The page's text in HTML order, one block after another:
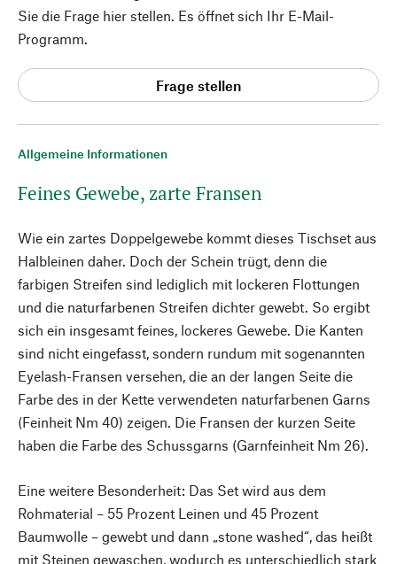
Allgemeine Informationen
Feines Gewebe, zarte Fransen
Wie ein zartes Doppelgewebe kommt dieses Tischset aus
Halbleinen daher. Doch der Schein trügt, denn die
farbigen Streifen sind lediglich mit lockeren Flottungen
und die naturfarbenen Streifen dichter gewebt. So ergibt
sich ein insgesamt feines, lockeres Gewebe. Die Kanten
sind nicht eingefasst, sondern rundum mit sogenannten
Eyelash-Fransen versehen, die an der langen Seite die
Farbe des in der Kette verwendeten naturfarbenen Garns
(Feinheit Nm 40) zeigen. Die Fransen der kurzen Seite
haben die Farbe des Schussgarns (Garnfeinheit Nm 26).
Eine weitere Besonderheit: Das Set wird aus dem
Rohmaterial – 55 Prozent Leinen und 45 Prozent
Baumwolle – gewebt und dann „stone washed“, das heißt
mit Steinen gewaschen, wodurch es unterschiedlich stark
Sie die Frage hier stellen. Es öffnet sich Ihr E-Mail-
Programm.
Frage stellen